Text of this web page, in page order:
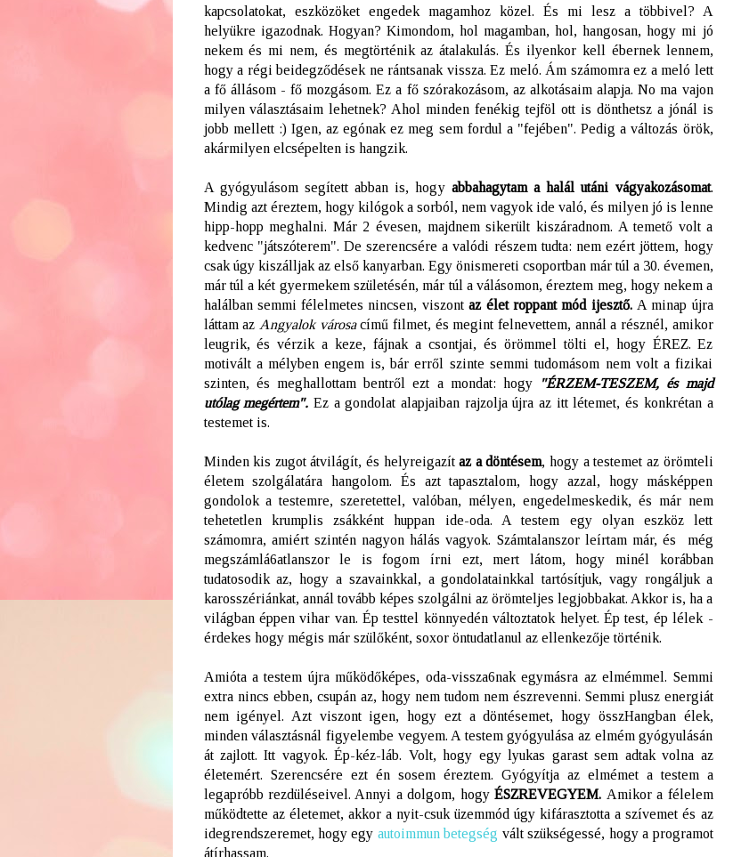
kapcsolatokat, eszközöket engedek magamhoz közel. És mi lesz a többivel? A
helyükre igazodnak. Hogyan? Kimondom, hol magamban, hol, hangosan, hogy mi jó
nekem és mi nem, és megtörténik az átalakulás. És ilyenkor kell ébernek lennem,
hogy a régi beidegződések ne rántsanak vissza. Ez meló. Ám számomra ez a meló lett
a fő állásom - fő mozgásom. Ez a fő szórakozásom, az alkotásaim alapja. No ma vajon
milyen választásaim lehetnek? Ahol minden fenékig tejföl ott is dönthetsz a jónál is
jobb mellett :) Igen, az egónak ez meg sem fordul a "fejében". Pedig a változás örök,
akármilyen elcsépelten is hangzik.
A gyógyulásom segített abban is, hogy abbahagytam a halál utáni vágyakozásomat.
Mindig azt éreztem, hogy kilógok a sorból, nem vagyok ide való, és milyen jó is lenne
hipp-hopp meghalni. Már 2 évesen, majdnem sikerült kiszáradnom. A temető volt a
kedvenc "játszóterem". De szerencsére a valódi részem tudta: nem ezért jöttem, hogy
csak úgy kiszálljak az első kanyarban. Egy önismereti csoportban már túl a 30. évemen,
már túl a két gyermekem születésén, már túl a válásomon, éreztem meg, hogy nekem a
halálban semmi félelmetes nincsen, viszontaz élet roppant mód ijesztő. A minap újra
láttam az Angyalok városacímű filmet, és megint felnevettem, annál a résznél, amikor
leugrik, és vérzik a keze, fájnak a csontjai, és örömmel tölti el, hogy ÉREZ. Ez
motivált a mélyben engem is, bár erről szinte semmi tudomásom nem volt a fizikai
szinten, és meghallottam bentről ezt a mondat: hogy
"ÉRZEM-TESZEM, és majd
utólag megértem". Ez a gondolat alapjaiban rajzolja újra az itt létemet, és konkrétan a
testemet is.
Minden kis zugot átvilágít, és helyreigazítaz a döntésem, hogy a testemet az örömteli
életem szolgálatára hangolom. És azt tapasztalom, hogy azzal, hogy másképpen
gondolok a testemre, szeretettel, valóban, mélyen, engedelmeskedik, és már nem
tehetetlen krumplis zsákként huppan ide-oda. A testem egy olyan eszköz lett
számomra, amiért szintén nagyon hálás vagyok. Számtalanszor leírtam már, és még
megszámlá6atlanszor le is fogom írni ezt, mert látom, hogy minél korábban
tudatosodik az, hogy a szavainkkal, a gondolatainkkal tartósítjuk, vagy rongáljuk a
karosszériánkat, annál tovább képes szolgálni az örömteljes legjobbakat. Akkor is, ha a
világban éppen vihar van. Ép testtel könnyedén változtatok helyet. Ép test, ép lélek -
érdekes hogy mégis már szülőként, soxor öntudatlanul az ellenkezője történik.
Amióta a testem újra működőképes, oda-vissza6nak egymásra az elmémmel. Semmi
extra nincs ebben, csupán az, hogy nem tudom nem észrevenni. Semmi plusz energiát
nem igényel. Azt viszont igen, hogy ezt a döntésemet, hogy összHangban élek,
minden választásnál figyelembe vegyem. A testem gyógyulása az elmém gyógyulásán
át zajlott. Itt vagyok. Ép-kéz-láb. Volt, hogy egy lyukas garast sem adtak volna az
életemért. Szerencsére ezt én sosem éreztem. Gyógyítja az elmémet a testem a
legapróbb rezdüléseivel. Annyi a dolgom, hogyÉSZREVEGYEM. Amikor a félelem
működtette az életemet, akkor a nyit-csuk üzemmód úgy kifárasztotta a szívemet és az
idegrendszeremet, hogy egy autoimmun betegség vált szükségessé, hogy a programot
átírhassam.